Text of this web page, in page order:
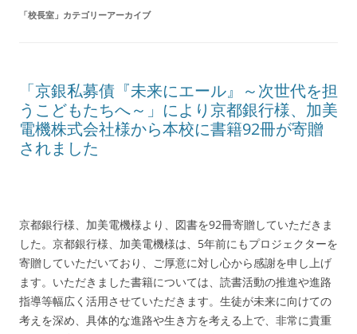
「校長室 」カテゴリーアーカイブ
「京銀私募債『未来にエール』～次世代を担
うこどもたちへ～」により京都銀行様、加美
電機株式会社様から本校に書籍92冊が寄贈
されました
京都銀行様、加美電機様より、図書を92冊寄贈していただきま
した。京都銀行様、加美電機様は、5年前にもプロジェクターを
寄贈していただいており、ご厚意に対し心から感謝を申し上げ
ます。いただきました書籍については、読書活動の推進や進路
指導等幅広く活用させていただきます。生徒が未来に向けての
考えを深め、具体的な進路や生き方を考える上で、非常に貴重